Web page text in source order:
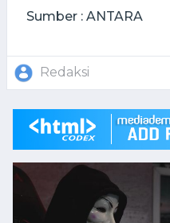
Sumber : ANTARA
Redaksi